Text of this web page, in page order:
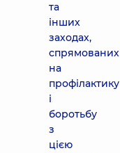
та
інших
заходах,
спрямованих
на
профілактику
і
боротьбу
з
цією